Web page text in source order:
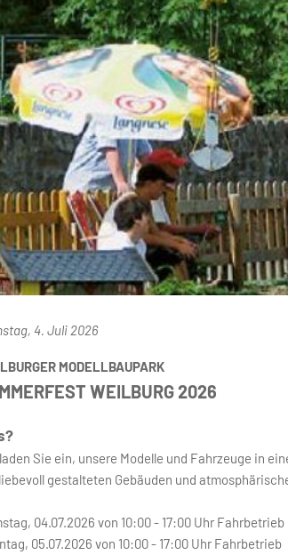
4. Juli 2026
MODELLBAUPARK
WEILBURG 2026
Sie ein, unsere Modelle und Fahrzeuge in
gestalteten Gebäuden und
04.07.2026 von 10:00 - 17:00 Uhr Fahrbetrieb
05.07.2026 von 10:00 - 17:00 Uhr Fahrbetrieb